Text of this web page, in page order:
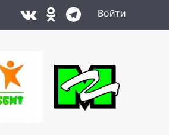
Войти